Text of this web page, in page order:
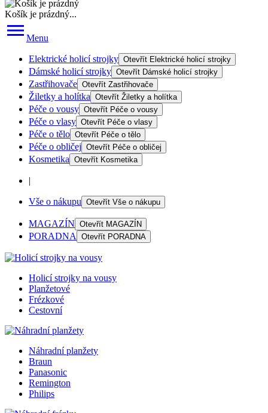
Košík je prázdný...
Menu
Elektrické holicí strojky Otevřít Elektrické holicí strojky
Dámské holicí strojky Otevřít Dámské holicí strojky
Zastřihovače Otevřít Zastřihovače
Žiletky a holítka Otevřít Žiletky a holítka
Péče o vousy Otevřít Péče o vousy
Péče o vlasy Otevřít Péče o vlasy
Péče o tělo Otevřít Péče o tělo
Péče o obličej Otevřít Péče o obličej
Kosmetika Otevřít Kosmetika
|
Vše o nákupu Otevřít Vše o nákupu
MAGAZÍN Otevřít MAGAZÍN
PORADNA Otevřít PORADNA
Holicí strojky na vousy
Planžetové
Frézkové
Cestovní
Náhradní planžety
Braun
Panasonic
Remington
Philips